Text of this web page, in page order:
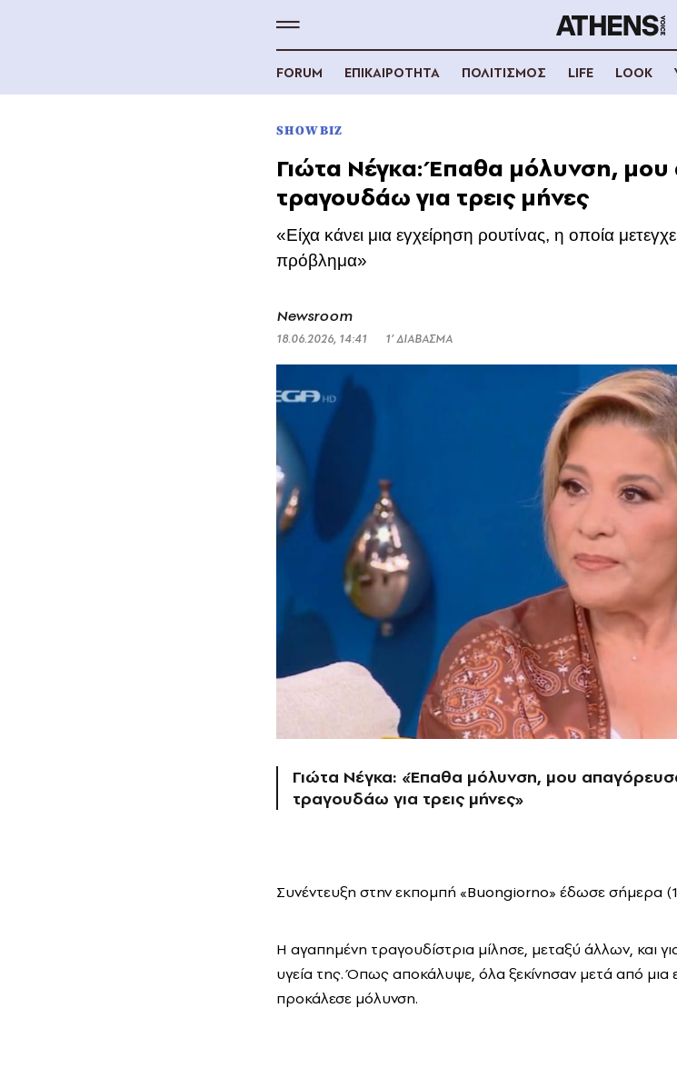
FORUM ΕΠΙΚΑΙΡΟΤΗΤΑ ΠΟΛΙΤΙΣΜΟΣ LIFE LOOK
SHOWBIZ
Γιώτα Νέγκα: Έπαθα μόλυνση,
τραγουδάω για τρεις μήνες
«Είχα κάνει μια εγχείρηση ρουτίνας, η οποία
πρόβλημα»
Newsroom
18.06.2026, 14:41 1’ ΔΙΑΒΑΣΜΑ
Γιώτα Νέγκα: «Έπαθα μόλυνση, μου
τραγουδάω για τρεις μήνες»
Συνέντευξη στην εκπομπή «Buongiorno» έδωσε σήμερα
Η αγαπημένη τραγουδίστρια μίλησε, μεταξύ άλλων, και
υγεία της. Όπως αποκάλυψε, όλα ξεκίνησαν μετά από
προκάλεσε μόλυνση.